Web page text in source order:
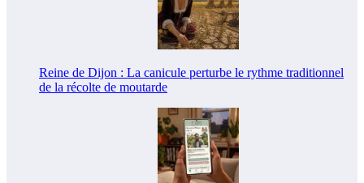
Reine de Dijon : La canicule perturbe le rythme traditionnel
de la récolte de moutarde